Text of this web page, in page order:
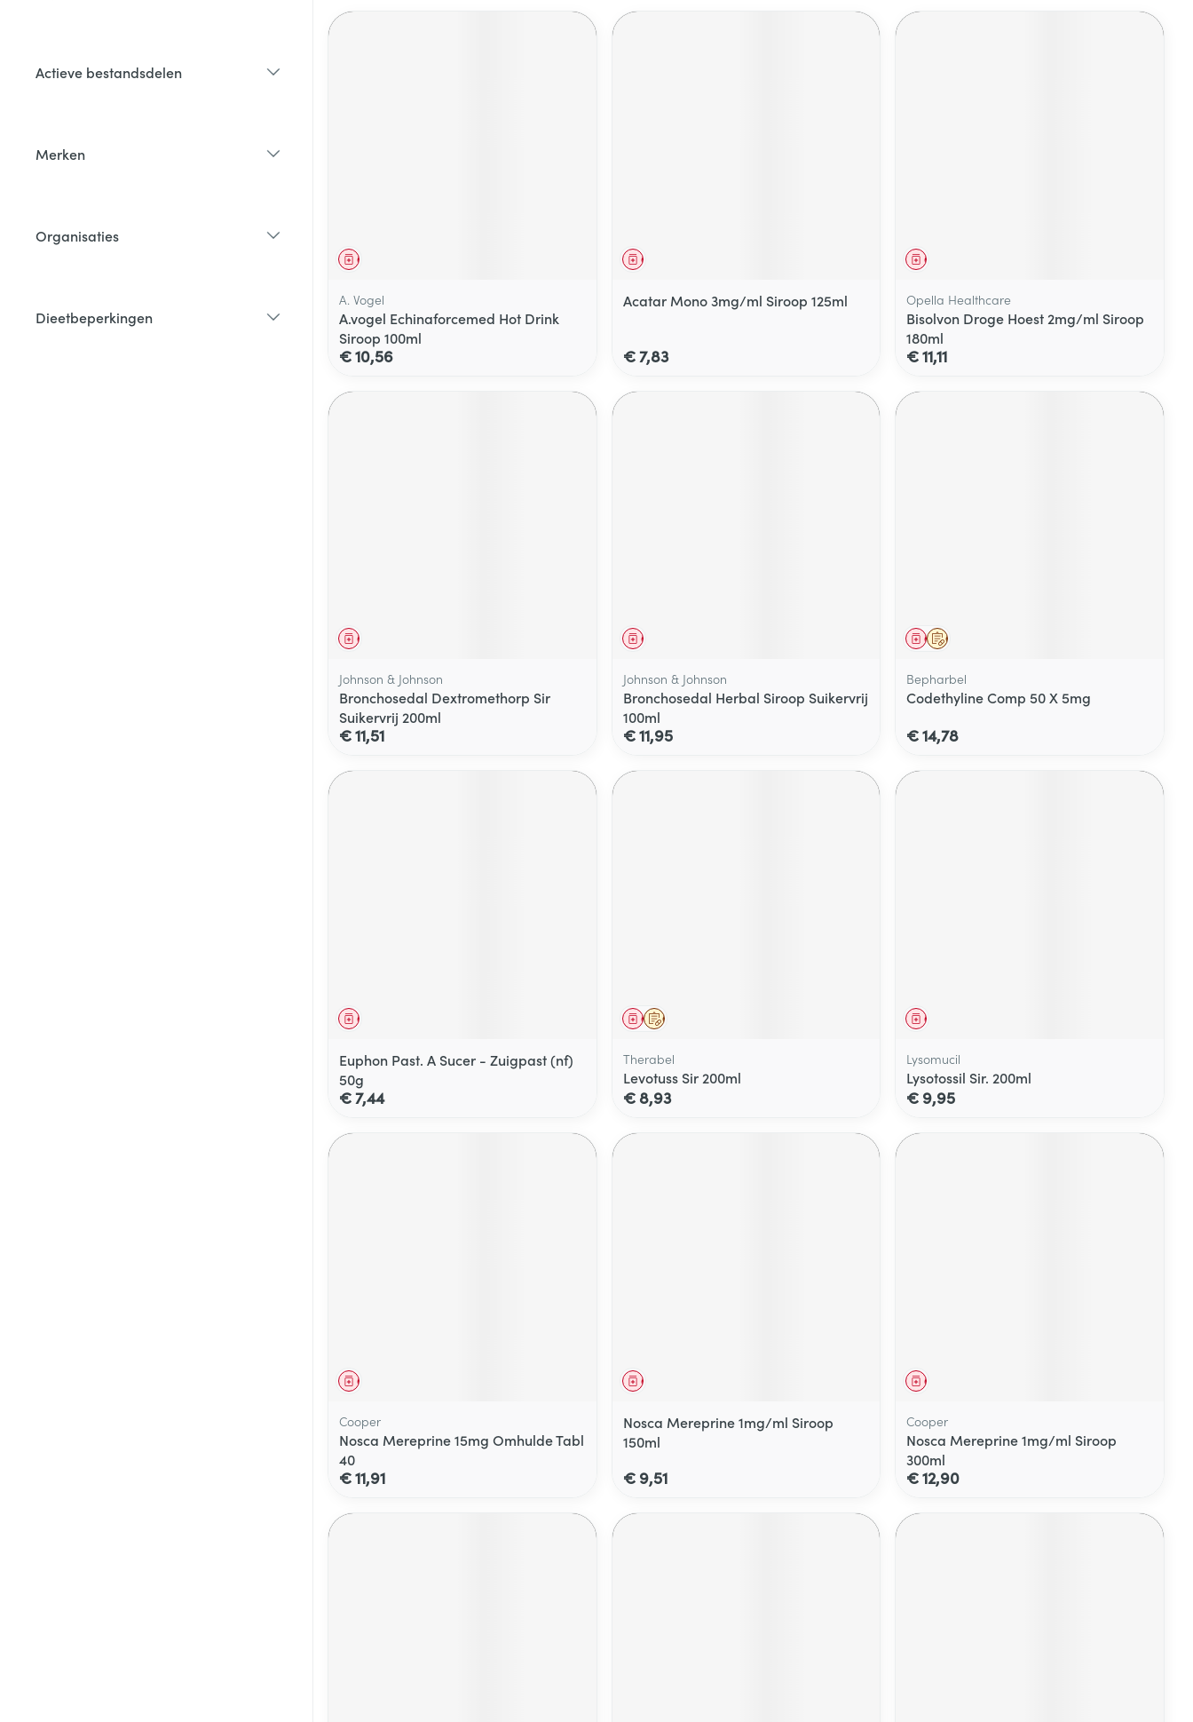
Actieve bestandsdelen
Merken
Organisaties
Dieetbeperkingen
Geneesmiddel
A. Vogel
A.vogel Echinaforcemed Hot Drink
Siroop 100ml
€ 10,56
Geneesmiddel
Acatar Mono 3mg/ml Siroop 125ml
€ 7,83
Geneesmiddel
Opella Healthcare
Bisolvon Droge Hoest 2mg/ml Siroop
180ml
€ 11,11
Geneesmiddel
Johnson & Johnson
Bronchosedal Dextromethorp Sir
Suikervrij 200ml
€ 11,51
Geneesmiddel
Johnson & Johnson
Bronchosedal Herbal Siroop Suikervrij
100ml
€ 11,95
Op voorschrift
Geneesmiddel
Bepharbel
Codethyline Comp 50 X 5mg
€ 14,78
Geneesmiddel
Euphon Past. A Sucer - Zuigpast (nf)
50g
€ 7,44
Op voorschrift
Geneesmiddel
Therabel
Levotuss Sir 200ml
€ 8,93
Geneesmiddel
Lysomucil
Lysotossil Sir. 200ml
€ 9,95
Geneesmiddel
Cooper
Nosca Mereprine 15mg Omhulde Tabl
40
€ 11,91
Geneesmiddel
Nosca Mereprine 1mg/ml Siroop
150ml
€ 9,51
Geneesmiddel
Cooper
Nosca Mereprine 1mg/ml Siroop
300ml
€ 12,90